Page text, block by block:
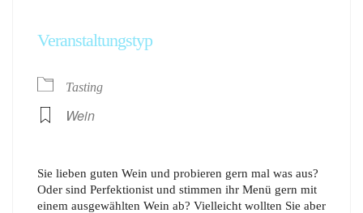
Veranstaltungstyp
Tasting
Wein
Sie lieben guten Wein und probieren gern mal was aus?
Oder sind Perfektionist und stimmen ihr Menü gern mit
einem ausgewählten Wein ab? Vielleicht wollten Sie aber